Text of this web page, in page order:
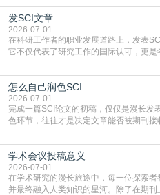
能领到补贴首选‌京东APP‌搜索专属口令(
4949】等，口令会随活动更新，以页面
复制粘贴【8$FKFGgJq
发SCI文章
2026-07-01
在科研工作者的职业发展道路上，发表
它不仅代表了研究工作的国际认可，更是
战与困惑。从选题立意到投稿回应，每
篇AEIC学术交流中心小编就为大家介绍“
一步发表SCI文章，首要解决的问题是“投
怎么自己润色SCI
2026-07-01
完成一篇SCI论文的初稿，仅仅是漫长发
色环节，往往才是决定文章能否被期刊接
质量，更能在此过程中深化对学术写作
文，使其在语言和学术表达上更符合国际
习的技能。本篇AEIC学术交流中心小编就
学术会议投稿意义
2026-07-01
在学术研究的漫长旅途中，每一位探索者
并最终融入人类知识的星河。除了在期刊